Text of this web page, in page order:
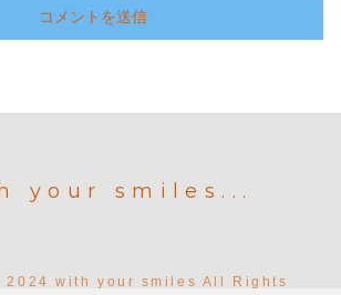
your smiles...
2024 with your smiles All Rights